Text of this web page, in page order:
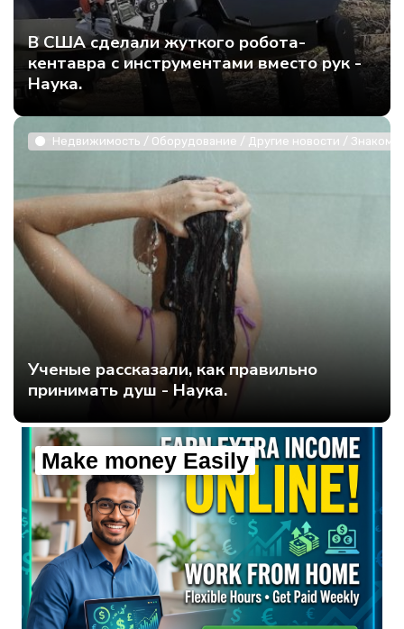
В США сделали жуткого робота-
кентавра с инструментами вместо рук -
Наука.
Недвижимость / Оборудование / Другие новости /
Ученые рассказали, как правильно
принимать душ - Наука.
Make money Easily